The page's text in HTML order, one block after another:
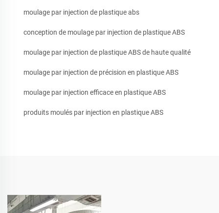
moulage par injection de plastique abs
conception de moulage par injection de plastique ABS
moulage par injection de plastique ABS de haute qualité
moulage par injection de précision en plastique ABS
moulage par injection efficace en plastique ABS
produits moulés par injection en plastique ABS